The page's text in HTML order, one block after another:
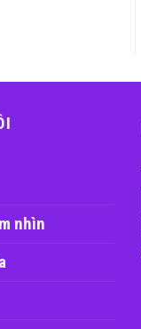
nhìn